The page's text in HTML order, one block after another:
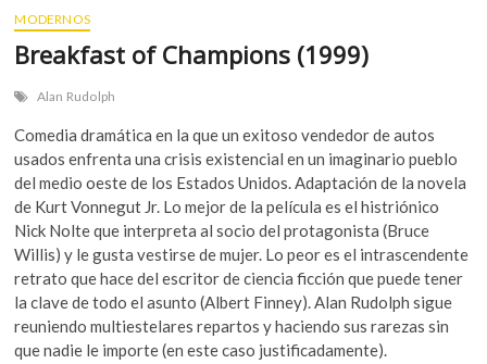
MODERNOS
Breakfast of Champions (1999)
Alan Rudolph
Comedia dramática en la que un exitoso vendedor de autos
usados enfrenta una crisis existencial en un imaginario pueblo
del medio oeste de los Estados Unidos. Adaptación de la novela
de Kurt Vonnegut Jr. Lo mejor de la película es el histriónico
Nick Nolte que interpreta al socio del protagonista (Bruce
Willis) y le gusta vestirse de mujer. Lo peor es el intrascendente
retrato que hace del escritor de ciencia ficción que puede tener
la clave de todo el asunto (Albert Finney). Alan Rudolph sigue
reuniendo multiestelares repartos y haciendo sus rarezas sin
que nadie le importe (en este caso justificadamente).